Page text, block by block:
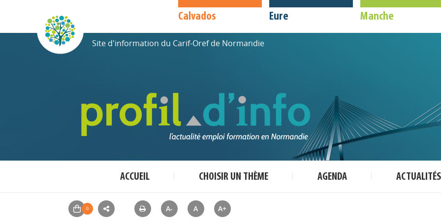
Calvados Eure Manche
Site d'information du Carif-Oref de Normandie
ACCUEIL CHOISIR UN THÈME AGENDA ACTUALITÉS
A- A A+